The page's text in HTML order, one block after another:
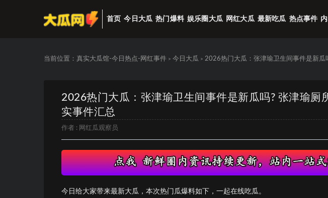
首页 今日大瓜 热门爆料 娱乐圈大瓜 网红大瓜 最新吃瓜 热点事件
当前位置： 真实大瓜馆-今日热点-网红事件 > 今日大瓜 > 2026热门大瓜：张津瑜卫生间事件是新瓜
2026热门大瓜：张津瑜卫生间事件是新瓜吗? 张津瑜厕
实事件汇总
作者 : 网红瓜观察员
今日给大家带来最新大瓜，本次热门瓜爆料如下，一起在线吃瓜。